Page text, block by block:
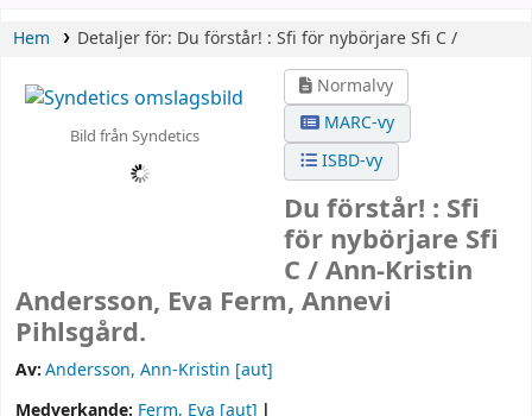
Hem Detaljer för: Du förstår! : Sfi för nybörjareSfi C /
Bild från Syndetics
Normalvy
MARC-vy
ISBD-vy
Du förstår! : Sfi
för nybörjare Sfi
C /Ann-Kristin
Andersson, Eva Ferm, Annevi
Pihlsgård.
Av:Andersson, Ann-Kristin [aut]